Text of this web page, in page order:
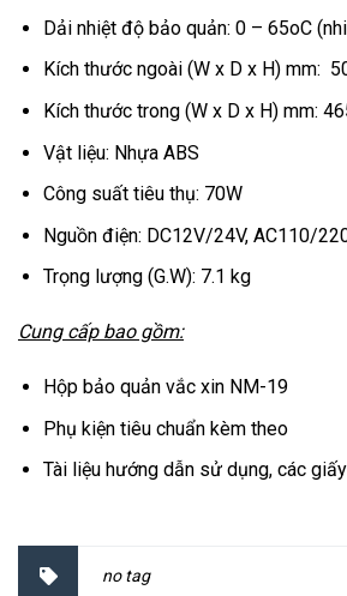
Dải nhiệt độ bảo quản: 0 – 65oC
Kích thước ngoài (W x D x H) mm:
Kích thước trong (W x D x H) mm:
Vật liệu: Nhựa ABS
Công suất tiêu thụ: 70W
Nguồn điện: DC12V/24V, AC110/
Trọng lượng (G.W): 7.1 kg
Cung cấp bao gồm:
Hộp bảo quản vắc xin NM-19
Phụ kiện tiêu chuẩn kèm theo
Tài liệu hướng dẫn sử dụng, các
no tag